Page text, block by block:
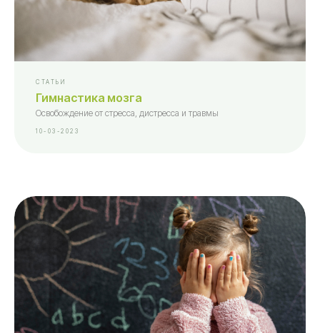
СТАТЬИ
Гимнастика мозга
Освобождение от стресса, дистресса и травмы
10-03-2023